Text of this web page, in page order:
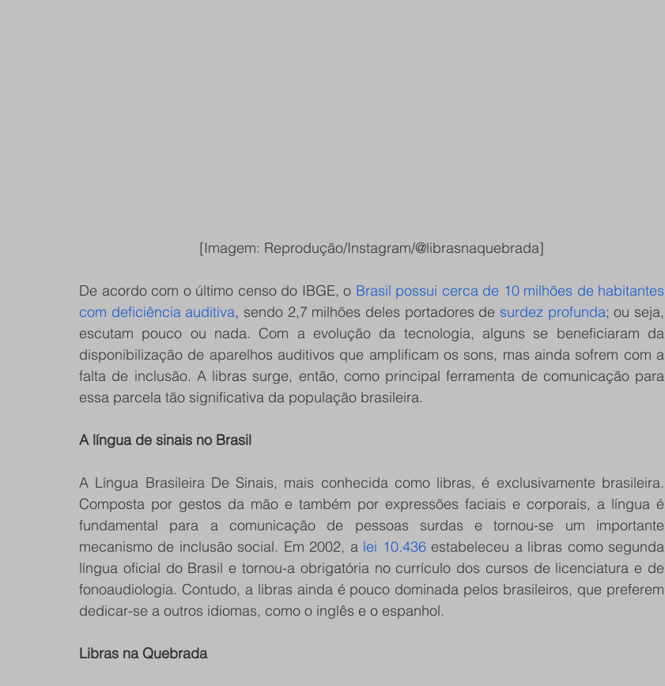
[Imagem: Reprodução/Instagram/@librasnaquebrada]
De acordo com o último censo do IBGE, o Brasil possui cerca de 10 milhões de habitantes
com deficiência auditiva, sendo 2,7 milhões deles portadores de surdez profunda; ou seja,
escutam pouco ou nada. Com a evolução da tecnologia, alguns se beneficiaram da
disponibilização de aparelhos auditivos que amplificam os sons, mas ainda sofrem com a
falta de inclusão. A libras surge, então, como principal ferramenta de comunicação para
essa parcela tão significativa da população brasileira.
A língua de sinais no Brasil
A Língua Brasileira De Sinais, mais conhecida como libras, é exclusivamente brasileira.
Composta por gestos da mão e também por expressões faciais e corporais, a língua é
fundamental para a comunicação de pessoas surdas e tornou-se um importante
mecanismo de inclusão social. Em 2002, a lei 10.436 estabeleceu a libras como segunda
língua oficial do Brasil e tornou-a obrigatória no currículo dos cursos de licenciatura e de
fonoaudiologia. Contudo, a libras ainda é pouco dominada pelos brasileiros, que preferem
dedicar-se a outros idiomas, como o inglês e o espanhol.
Libras na Quebrada